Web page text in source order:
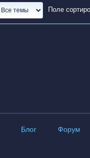
Поле
Блог Форум